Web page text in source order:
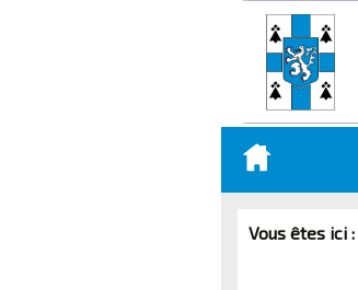
Aller
contenu
Vous êtes ici :